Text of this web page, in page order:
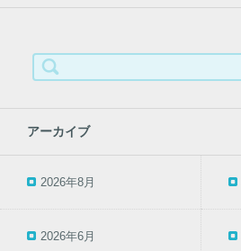
索:
アーカイブ
2026年8月
2026年6月